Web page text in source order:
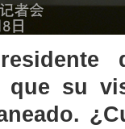
que su